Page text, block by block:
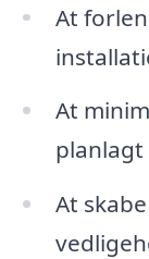
At
At
planlagt
At